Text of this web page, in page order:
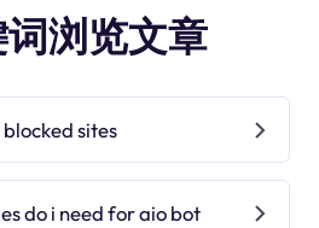
浏览文章
sites
do i need for aio bot